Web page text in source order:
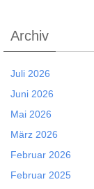
Archiv
Juli 2026
Juni 2026
Mai 2026
März 2026
Februar 2026
Februar 2025